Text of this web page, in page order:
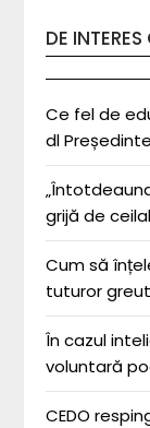
DE
Ce fel de
dl
grijă de
Cum să
tuturor
În cazul
voluntară
CEDO